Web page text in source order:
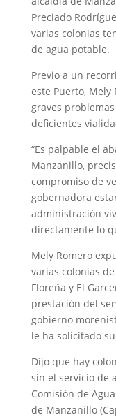
Preciado
varias colonias
de agua potable.
Previo a un
este Puerto,
graves
deficientes
“Es palpable el
Manzanillo,
compromiso de
gobernadora
administración
directamente lo
Mely Romero
varias colonias
Floreña y El
prestación del
gobierno
le ha solicitado
Dijo que hay
sin el servicio de
Comisión de
de Manzanillo